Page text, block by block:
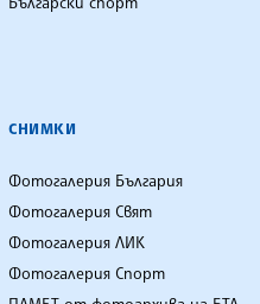
СНИМКИ
Фотогалерия България
Фотогалерия Свят
Фотогалерия ЛИК
Фотогалерия Спорт